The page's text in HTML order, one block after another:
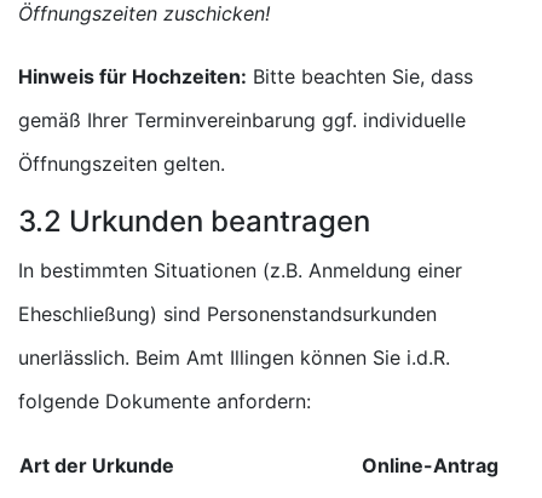
Öffnungszeiten zuschicken!
Hinweis für Hochzeiten: Bitte beachten Sie, dass
gemäß Ihrer Terminvereinbarung ggf. individuelle
Öffnungszeiten gelten.
3.2 Urkunden beantragen
In bestimmten Situationen (z.B. Anmeldung einer
Eheschließung) sind Personenstandsurkunden
unerlässlich. Beim Amt Illingen können Sie i.d.R.
folgende Dokumente anfordern:
Art der Urkunde Online-Antrag